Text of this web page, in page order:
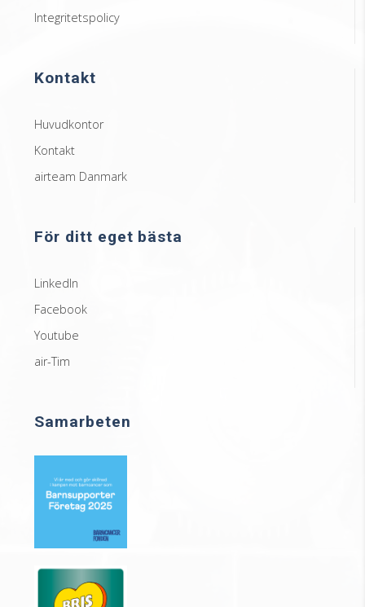
Integritetspolicy
Kontakt
Huvudkontor
Kontakt
airteam Danmark
För ditt eget bästa
LinkedIn
Facebook
Youtube
air-Tim
Samarbeten